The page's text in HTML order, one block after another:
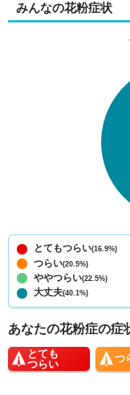
みんなの花粉症状
とてもつらい(16.9%)
つらい(20.5%)
ややつらい(22.5%)
大丈夫(40.1%)
あなたの花粉症の症
とても
つらい
つ